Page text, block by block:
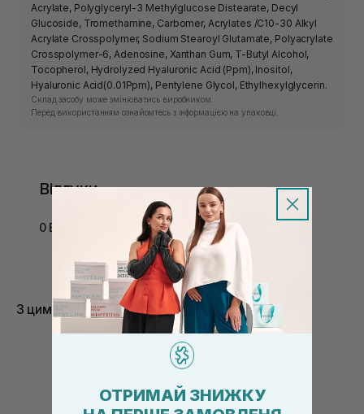
Acrylate, Polyglyceryl-3 Methylglucose Distearate, Decyl
Glucoside, Tromethamine, Carbomer, Acrylates /​C10-30 Alkyl
Acrylate Crosspolymer, Sodium Stearoyl Glutamate, Polyacrylate
Crosspolymer-6, Adenosine, Xanthan Gum, T-Butyl Alcohol,
Tocopherol, Hydrolyzed Hyaluronic Acid (Ppm), Inositol,
Hyaluronic Acid(0.01Ppm), Pentylene Glycol, Ethylhexylglycerin.
Склад засобу може змінюватись виробником.
Перед використанням ознайомтесь з інформацією на упаковці.
Відгуки
0 Відгуків
З цим товаром купують
ОТРИМАЙ ЗНИЖКУ